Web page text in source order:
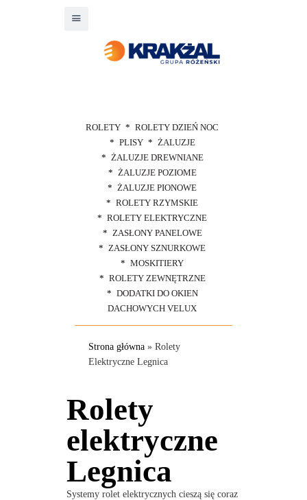
ROLETY
ROLETY DZIEŃ NOC
PLISY
ŻALUZJE
ŻALUZJE DREWNIANE
ŻALUZJE POZIOME
ŻALUZJE PIONOWE
ROLETY RZYMSKIE
ROLETY ELEKTRYCZNE
ZASŁONY PANELOWE
ZASŁONY SZNURKOWE
MOSKITIERY
ROLETY ZEWNĘTRZNE
DODATKI DO OKIEN
DACHOWYCH VELUX
Strona główna » Rolety
Elektryczne Legnica
Rolety
elektryczne
Legnica
Systemy rolet elektrycznych cieszą się coraz